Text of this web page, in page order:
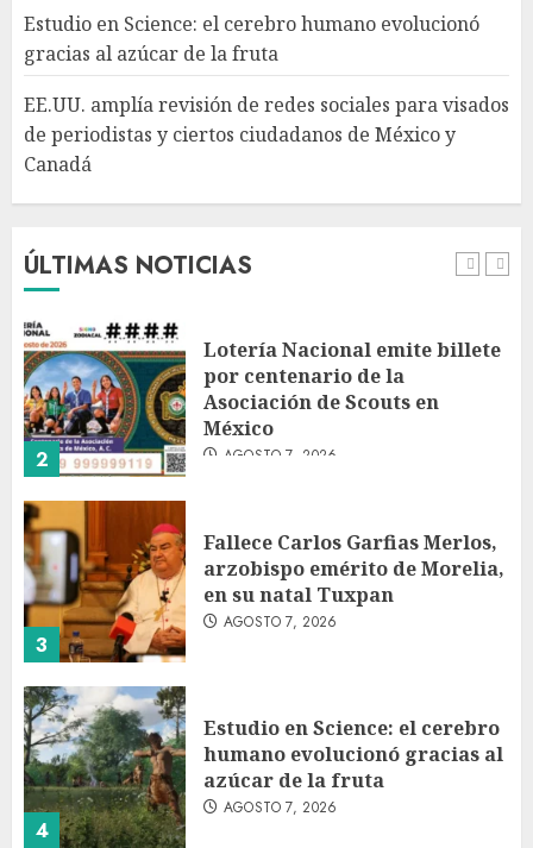
Estudio en Science: el cerebro humano evolucionó
gracias al azúcar de la fruta
EE.UU. amplía revisión de redes sociales para visados
de periodistas y ciertos ciudadanos de México y
Canadá
ÚLTIMAS NOTICIAS
periodistas y ciertos
ciudadanos de México y
Canadá
AGOSTO 7, 2026
1
fondos estrella de Wall Street
2
Lotería Nacional emite billete
por centenario de la
Asociación de Scouts en
México
AGOSTO 7, 2026
3
Fallece Carlos Garfias Merlos,
arzobispo emérito de Morelia,
en su natal Tuxpan
AGOSTO 7, 2026
4
Estudio en Science: el cerebro
humano evolucionó gracias al
azúcar de la fruta
AGOSTO 7, 2026